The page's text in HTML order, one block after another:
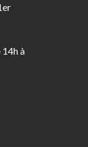
14h à